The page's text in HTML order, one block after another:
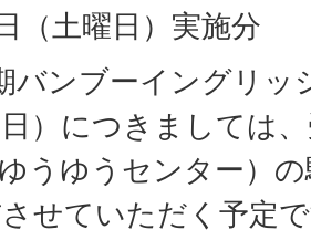
（土曜日）実施分
バンブーイングリッ
）につきましては
うゆうセンター）
せていただく予定